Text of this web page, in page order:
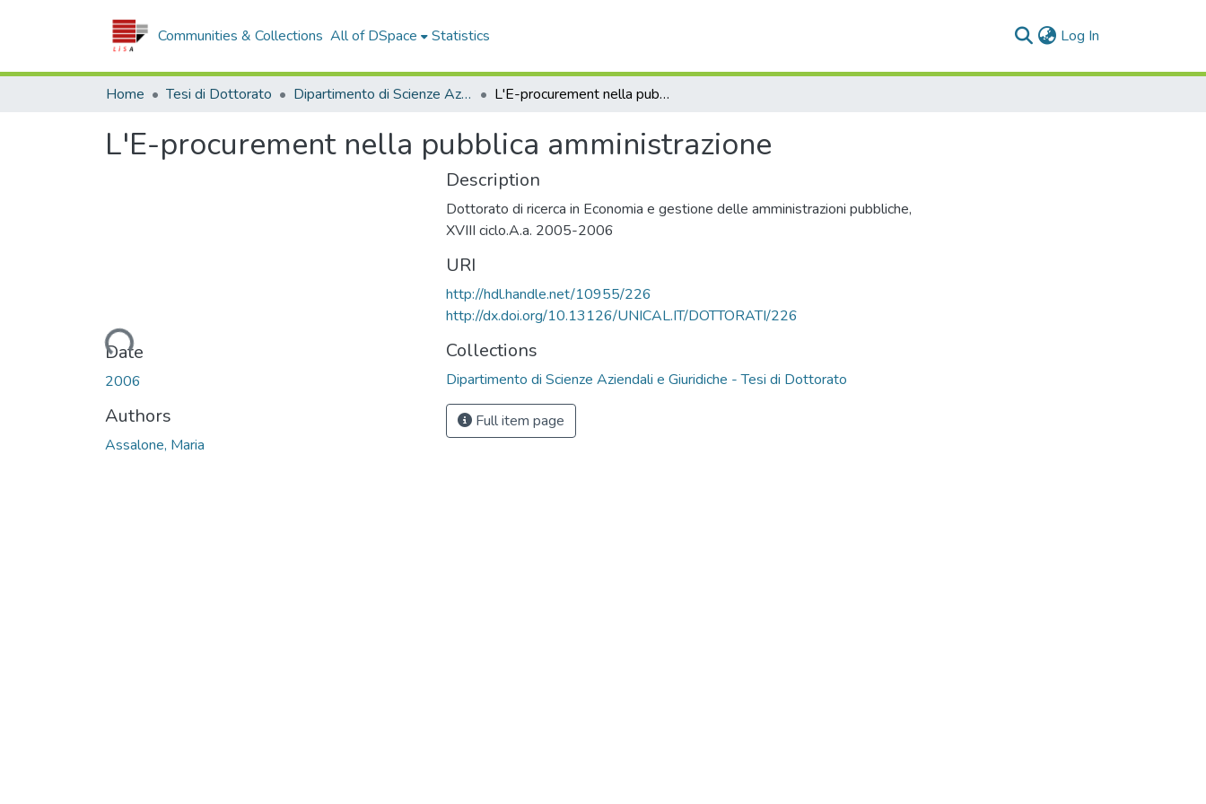
Communities & Collections All of DSpace Statistics Log In
Home Tesi di Dottorato Dipartimento di Scienze Aziendali e Giuridiche - Tesi di Dottorato L'E-procurement nella pubblica amministrazione
L'E-procurement nella pubblica amministrazione
Loading...
Date
2006
Authors
Assalone, Maria
Description
Dottorato di ricerca in Economia e gestione delle amministrazioni pubbliche,
XVIII ciclo.A.a. 2005-2006
URI
http://hdl.handle.net/10955/226
http://dx.doi.org/10.13126/UNICAL.IT/DOTTORATI/226
Collections
Dipartimento di Scienze Aziendali e Giuridiche - Tesi di Dottorato
Full item page